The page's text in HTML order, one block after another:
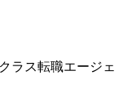
したい
ラス転職エージェ
方が登録された
能であることを
、なりすまし等